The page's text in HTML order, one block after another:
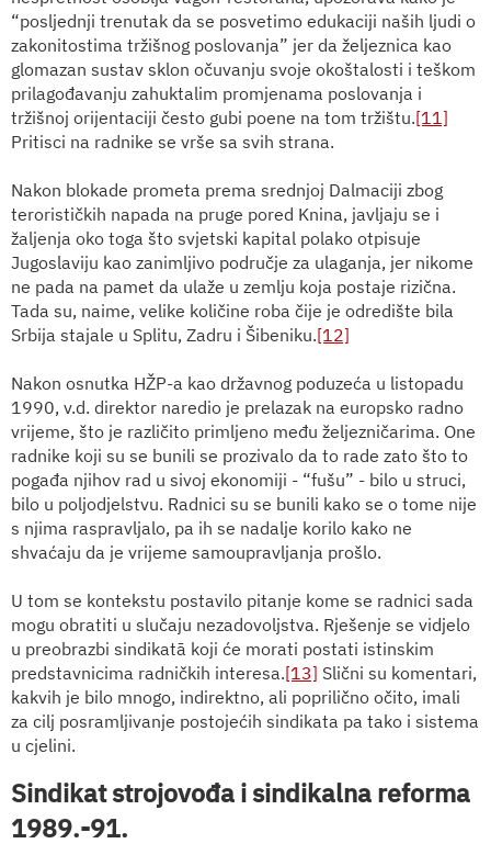
“posljednji trenutak da se posvetimo edukaciji naših ljudi o
zakonitostima tržišnog poslovanja” jer da željeznica kao
glomazan sustav sklon očuvanju svoje okoštalosti i teškom
prilagođavanju zahuktalim promjenama poslovanja i
tržišnoj orijentaciji često gubi poene na tom tržištu.[11]
Pritisci na radnike se vrše sa svih strana.
Nakon blokade prometa prema srednjoj Dalmaciji zbog
terorističkih napada na pruge pored Knina, javljaju se i
žaljenja oko toga što svjetski kapital polako otpisuje
Jugoslaviju kao zanimljivo područje za ulaganja, jer nikome
ne pada na pamet da ulaže u zemlju koja postaje rizična.
Tada su, naime, velike količine roba čije je odredište bila
Srbija stajale u Splitu, Zadru i Šibeniku.[12]
Nakon osnutka HŽP-a kao državnog poduzeća u listopadu
1990, v.d. direktor naredio je prelazak na europsko radno
vrijeme, što je različito primljeno među željezničarima. One
radnike koji su se bunili se prozivalo da to rade zato što to
pogađa njihov rad u sivoj ekonomiji - “fušu” - bilo u struci,
bilo u poljodjelstvu. Radnici su se bunili kako se o tome nije
s njima raspravljalo, pa ih se nadalje korilo kako ne
shvaćaju da je vrijeme samoupravljanja prošlo.
U tom se kontekstu postavilo pitanje kome se radnici sada
mogu obratiti u slučaju nezadovoljstva. Rješenje se vidjelo
u preobrazbi sindikatā koji će morati postati istinskim
predstavnicima radničkih interesa.[13] Slični su komentari,
kakvih je bilo mnogo, indirektno, ali poprilično očito, imali
za cilj posramljivanje postojećih sindikata pa tako i sistema
u cjelini.
Sindikat strojovođa i sindikalna reforma
1989.-91.